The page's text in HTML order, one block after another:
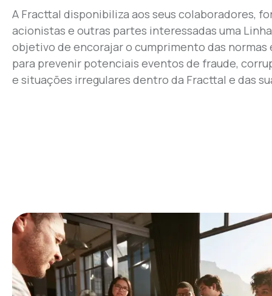
A Fracttal disponibiliza aos seus colaboradores,
acionistas e outras partes interessadas uma
objetivo de encorajar o cumprimento das normas
para prevenir potenciais eventos de fraude,
e situações irregulares dentro da Fracttal e das